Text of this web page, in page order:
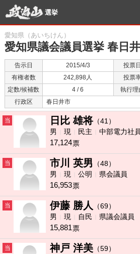
選挙
愛知県（あいちけん）
愛知県議会議員選挙 春日
告示日 2015/4/3 投票日
有権者数
242,898人 投票
定数/候補数
4 / 6 執行理
行政区
春日井市
当 日比 雄将 （41）
男
現 民主 中部電力社員
17,124票
当 市川 英男
（48）
男
現 公明 県会議員
16,953票
当 伊藤 勝人
（69）
男
現 自民 県議会議員
15,881票
当 神戸 洋美 （59）